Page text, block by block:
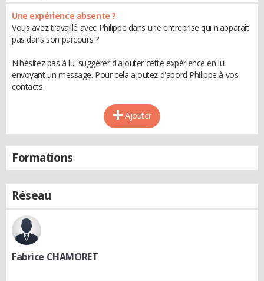
Une expérience absente ?
Vous avez travaillé avec Philippe dans une entreprise qui n'apparaît
pas dans son parcours ?
N'hésitez pas à lui suggérer d'ajouter cette expérience en lui
envoyant un message. Pour cela ajoutez d'abord Philippe à vos
contacts.
Ajouter
Formations
Réseau
Fabrice CHAMORET